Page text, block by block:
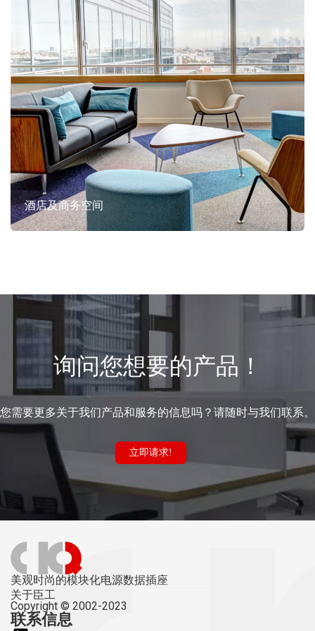
酒店及商务空间
询问您想要的产品！
您需要更多关于我们产品和服务的信息吗？请随时与我们联系。
立即请求!
美观时尚的模块化电源数据插座
关于臣工
Copyright © 2002-2023
联系信息